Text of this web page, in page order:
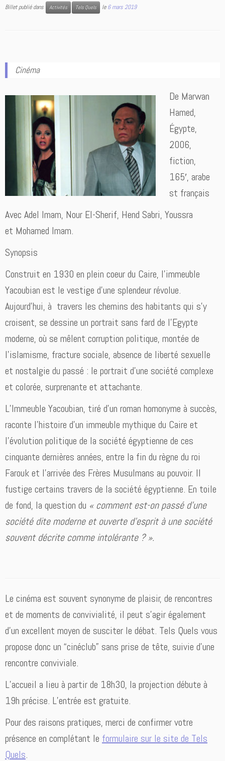
Billet publié dans Activités Tels Quels le6 mars 2019
Cinéma
De Marwan
Hamed,
Égypte,
2006,
fiction,
165′, arabe
st français
Avec Adel Imam, Nour El-Sherif, Hend Sabri, Youssra
et Mohamed Imam.
Synopsis
Construit en 1930 en plein coeur du Caire, l’immeuble
Yacoubian est le vestige d’une splendeur révolue.
Aujourd’hui, à travers les chemins des habitants qui s’y
croisent, se dessine un portrait sans fard de l’Egypte
moderne, où se mêlent corruption politique, montée de
l’islamisme, fracture sociale, absence de liberté sexuelle
et nostalgie du passé : le portrait d’une société complexe
et colorée, surprenante et attachante.
L’Immeuble Yacoubian, tiré d’un roman homonyme à succès,
raconte l’histoire d’un immeuble mythique du Caire et
l’évolution politique de la société égyptienne de ces
cinquante dernières années, entre la fin du règne du roi
Farouk et l’arrivée des Frères Musulmans au pouvoir. Il
fustige certains travers de la société égyptienne. En toile
de fond, la question du « comment est-on passé d’une
société dite moderne et ouverte d’esprit à une société
souvent décrite comme intolérante ? ».
Le cinéma est souvent synonyme de plaisir, de rencontres
et de moments de convivialité, il peut s’agir également
d’un excellent moyen de susciter le débat. Tels Quels vous
propose donc un “cinéclub” sans prise de tête, suivie d’une
rencontre conviviale.
L’accueil a lieu à partir de 18h30, la projection débute à
19h précise. L’entrée est gratuite.
Pour des raisons pratiques, merci de confirmer votre
présence en complétant le formulaire sur le site de Tels
Quels.